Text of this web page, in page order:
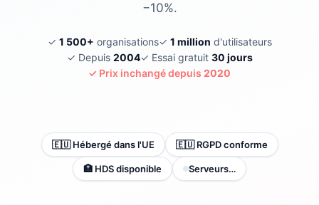
−10%.
✓ 1 500+ organisations✓ 1 million d'utilisateurs
✓ Depuis 2004✓ Essai gratuit 30 jours
✓ Prix inchangé depuis 2020
🇪🇺 Hébergé dans l'UE 🇪🇺 RGPD conforme
🏥 HDS disponible Serveurs…